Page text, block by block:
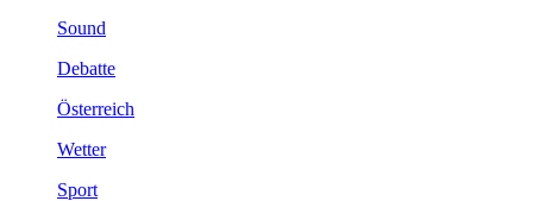
Sound
Debatte
Österreich
Wetter
Sport